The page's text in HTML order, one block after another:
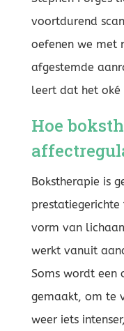
voortdurend
oefenen we met
afgestemde
leert dat het oké
Hoe
Bokstherapie is
vorm van
werkt vanuit
Soms wordt een
gemaakt, om te
weer iets